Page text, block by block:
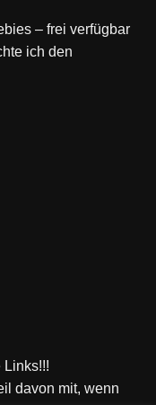
– frei verfügbar
ich den
Links!!!
davon mit, wenn